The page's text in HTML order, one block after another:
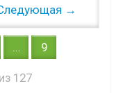
→
... 9
127